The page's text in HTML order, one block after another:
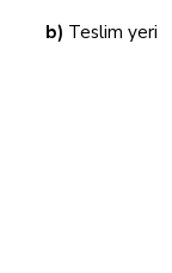
b) Teslim yeri